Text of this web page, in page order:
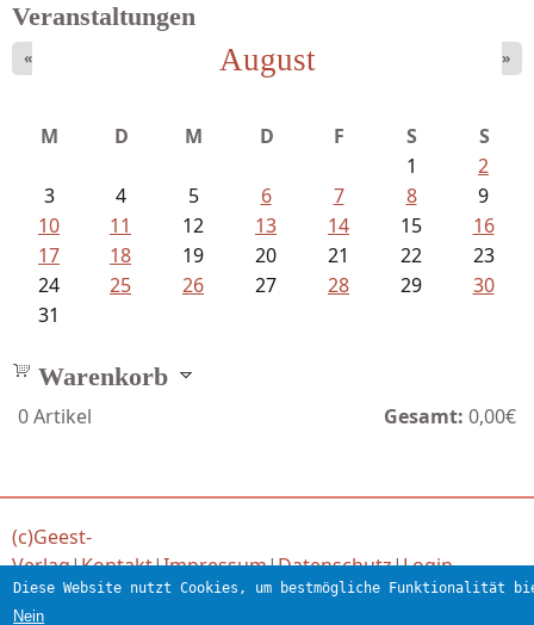
Veranstaltungen
August
« »
M D M D F S
S
1
2
3
4 5 6 7 8
9
10
11 12 13 14 15
16
17
18 19 20 21 22
23
24
25 26 27 28 29
30
31
Warenkorb
0Artikel Gesamt: 0,00€
(c)Geest-
Verlag|Kontakt|Impressum|Datenschutz|Login
Diese Website nutzt Cookies, um bestmögliche Funktionalität
Nein